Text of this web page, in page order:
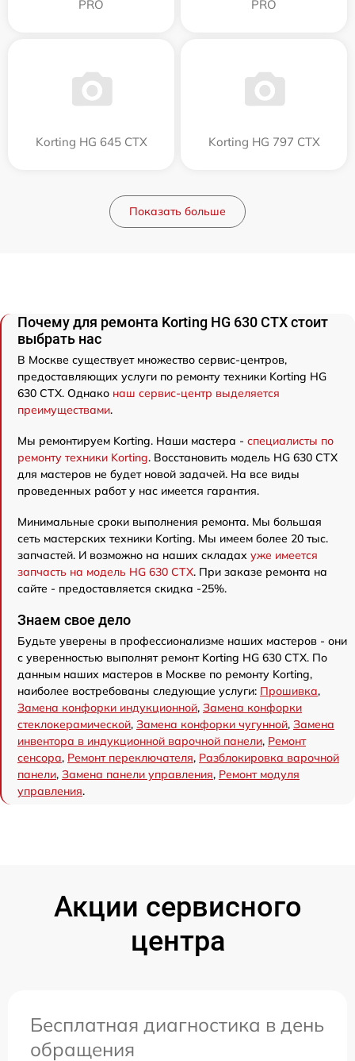
PRO
PRO
Korting HG 645 CTX Korting HG 797 CTX
Показать больше
Почему для ремонта Korting HG 630 CTX стоит
выбрать нас
В Москве существует множество сервис-центров,
предоставляющих услуги по ремонту техники Korting HG
630 CTX. Однако наш сервис-центр выделяется
преимуществами.
Мы ремонтируем Korting. Наши мастера - специалисты по
ремонту техники Korting. Восстановить модель HG 630 CTX
для мастеров не будет новой задачей. На все виды
проведенных работ у нас имеется гарантия.
Минимальные сроки выполнения ремонта. Мы большая
сеть мастерских техники Korting. Мы имеем более 20 тыс.
запчастей. И возможно на наших складах уже имеется
запчасть на модель HG 630 CTX. При заказе ремонта на
сайте - предоставляется скидка -25%.
Знаем свое дело
Будьте уверены в профессионализме наших мастеров - они
с уверенностью выполнят ремонт Korting HG 630 CTX. По
данным наших мастеров в Москве по ремонту Korting,
наиболее востребованы следующие услуги: Прошивка,
Замена конфорки индукционной, Замена конфорки
стеклокерамической, Замена конфорки чугунной, Замена
инвентора в индукционной варочной панели, Ремонт
сенсора, Ремонт переключателя, Разблокировка варочной
панели, Замена панели управления, Ремонт модуля
управления.
Акции сервисного
центра
Бесплатная диагностика в день
обращения